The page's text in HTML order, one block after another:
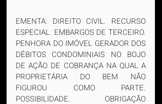
EMENTA: DIREITO CIVIL. RECURSO
ESPECIAL. EMBARGOS DE TERCEIRO.
PENHORA DO IMÓVEL GERADOR DOS
DÉBITOS CONDOMINIAIS NO BOJO
DE AÇÃO DE COBRANÇA NA QUAL A
PROPRIETÁRIA DO BEM NÃO
FIGUROU COMO PARTE.